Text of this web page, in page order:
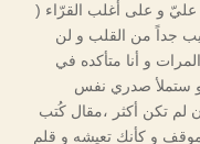
و على أغلب القرّاء (
جداً من القلب و لن
و أنا متأكده في
ستملأ صدري نفس
لم تكن أكثر ،مقال كُتب
و كأنك تعيشه و قلم